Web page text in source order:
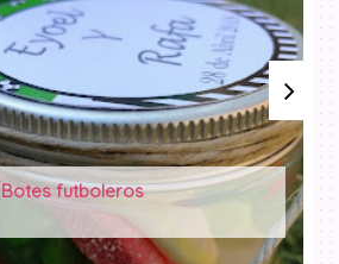
Botes futboleros